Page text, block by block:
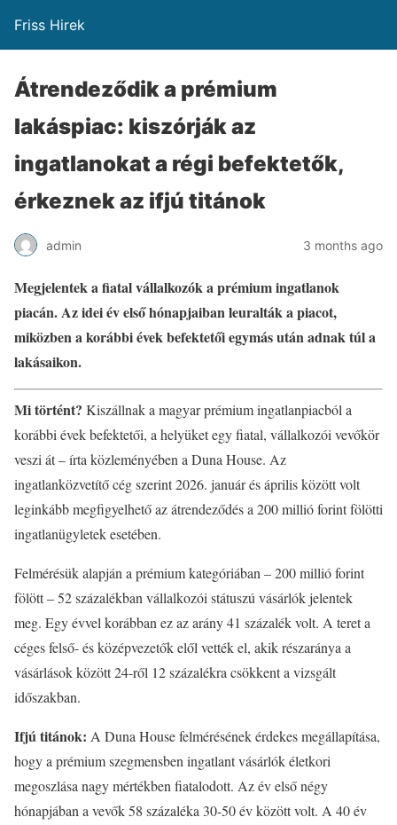
Friss Hirek
Átrendeződik a prémium
lakáspiac: kiszórják az
ingatlanokat a régi befektetők,
érkeznek az ifjú titánok
admin 3 months ago
Megjelentek a fiatal vállalkozók a prémium ingatlanok
piacán. Az idei év első hónapjaiban leuralták a piacot,
miközben a korábbi évek befektetői egymás után adnak túl a
lakásaikon.
Mi történt? Kiszállnak a magyar prémium ingatlanpiacból a
korábbi évek befektetői, a helyüket egy fiatal, vállalkozói vevőkör
veszi át – írta közleményében a Duna House. Az
ingatlanközvetítő cég szerint 2026. január és április között volt
leginkább megfigyelhető az átrendeződés a 200 millió forint fölötti
ingatlanügyletek esetében.
Felmérésük alapján a prémium kategóriában – 200 millió forint
fölött – 52 százalékban vállalkozói státuszú vásárlók jelentek
meg. Egy évvel korábban ez az arány 41 százalék volt. A teret a
céges felső- és középvezetők elől vették el, akik részaránya a
vásárlások között 24-ről 12 százalékra csökkent a vizsgált
időszakban.
Ifjú titánok: A Duna House felmérésének érdekes megállapítása,
hogy a prémium szegmensben ingatlant vásárlók életkori
megoszlása nagy mértékben fiatalodott. Az év első négy
hónapjában a vevők 58 százaléka 30-50 év között volt. A 40 év